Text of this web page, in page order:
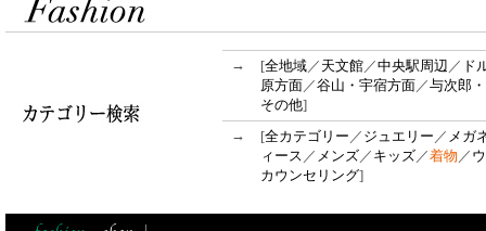
→ [全地域／ 天文館／中央駅周辺 ／ ド
原方面／谷山・宇宿方面／与次郎
その他]
→
[全カテゴリー ／ ジュエリー ／ メガ
ィース ／ メンズ／ キッズ／着物 ／
カウンセリング]